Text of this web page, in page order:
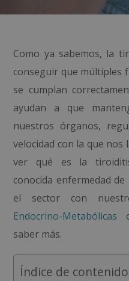
Como ya sabemos, la
conseguir que múltiples
se cumplan
ayudan a que
nuestros órganos,
velocidad con la que nos
ver qué es la
conocida enfermedad de
el sector con
Endocrino-Metabólicas
saber más.
Índice de